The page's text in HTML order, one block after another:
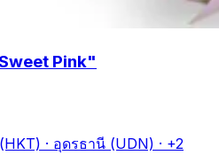
Pink"
· อุดรธานี (UDN) · +2